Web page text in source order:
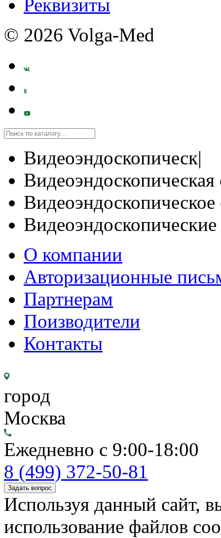
Реквизиты
© 2026 Volga-Med
Видеоэндоскопическ|
Видеоэндоскопическая
О компании
Авторизационные
Партнерам
Поизводители
Контакты
город
Москва
Ежедневно с 9:00-18:00
8 (499) 372-50-81
Задать вопрос
Используя данный сайт,
использование файлов